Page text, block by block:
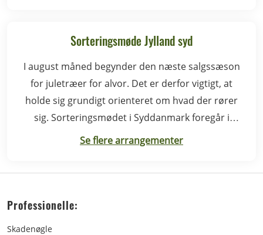
Sorteringsmøde Jylland syd
I august måned begynder den næste salgssæson
for juletræer for alvor. Det er derfor vigtigt, at
holde sig grundigt orienteret om hvad der rører
sig. Sorteringsmødet i Syddanmark foregår i
Se flere arrangementer
Professionelle:
Skadenøgle